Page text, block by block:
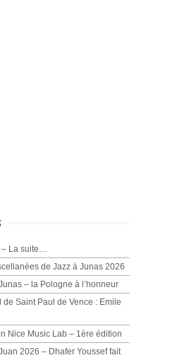
– La suite…
de Jazz à Junas 2026
– la Pologne à l’honneur
Saint Paul de Vence : Emile
Nice Music Lab – 1ère édition
2026 – Dhafer Youssef fait